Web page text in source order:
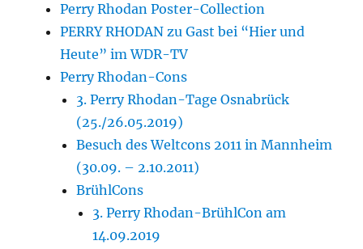
Perry Rhodan Poster-Collection
PERRY RHODAN zu Gast bei “Hier und
Heute” im WDR-TV
Perry Rhodan-Cons
3. Perry Rhodan-Tage Osnabrück
(25./26.05.2019)
Besuch des Weltcons 2011 in Mannheim
(30.09. – 2.10.2011)
BrühlCons
3. Perry Rhodan-BrühlCon am
14.09.2019